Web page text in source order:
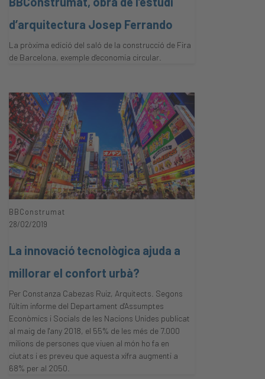
d’arquitectura Josep Ferrando
La pròxima edició del saló de la construcció de Fira
de Barcelona, exemple d'economia circular.
BBConstrumat
28/02/2019
La innovació tecnològica ajuda a
millorar el confort urbà?
Per Constanza Cabezas Ruiz, Arquitects. Segons
l'últim informe del Departament d'Assumptes
Econòmics i Socials de les Nacions Unides publicat
al maig de l'any 2018, el 55% de les més de 7.000
milions de persones que viuen al món ho fa en
ciutats i es preveu que aquesta xifra augmenti a
68% per al 2050.